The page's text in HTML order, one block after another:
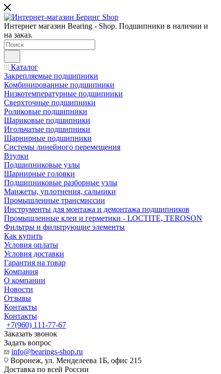
Интернет магазин Bearing - Shop. Подшипники в наличии и
на заказ.
Каталог
Закрепляемые подшипники
Комбинированные подшипники
Низкотемпературные подшипники
Сверхточные подшипники
Роликовые подшипники
Шариковые подшипники
Игольчатые подшипники
Шарнирные подшипники
Системы линейного перемещения
Втулки
Подшипниковые узлы
Шарнирные головки
Подшипниковые разборные узлы
Манжеты, уплотнения, сальники
Промышленные трансмиссии
Инструменты для монтажа и демонтажа подшипников
Промышленные клеи и герметики - LOCTITE, TEROSON
Фильтры и фильтрующие элементы
Как купить
Условия оплаты
Условия доставки
Гарантия на товар
Компания
О компании
Новости
Отзывы
Контакты
Контакты
+7(960) 111-77-67
Заказать звонок
Задать вопрос
info@bearings-shop.ru
Воронеж, ул. Менделеева 1Б, офис 215
Доставка по всей России